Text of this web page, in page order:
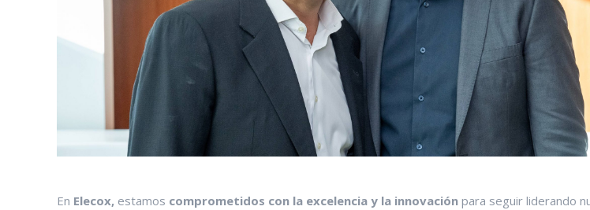
En Elecox, estamos comprometidos con la excelencia y la innovación para seguir liderando